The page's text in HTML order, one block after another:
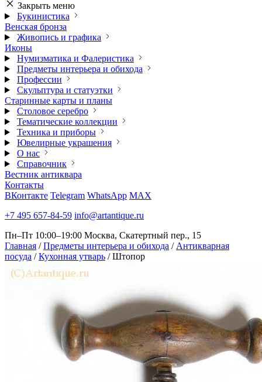
Закрыть меню
Букинистика
Венская бронза
Живопись и графика
Иконы
Нумизматика и Фалеристика
Предметы интерьера и обихода
Профессии
Скульптура и статуэтки
Старинные карты и планы
Столовое серебро
Тематические коллекции
Техника и приборы
Ювелирные украшения
О нас
Справочник
Вестник антиквара
Контакты
ВКонтакте Telegram WhatsApp MAX
+7 495 657-84-59 info@artantique.ru
Пн–Пт 10:00–19:00 Москва, Скатертный пер., 15
Главная / Предметы интерьера и обихода / Антикварная
посуда / Кухонная утварь / Штопор